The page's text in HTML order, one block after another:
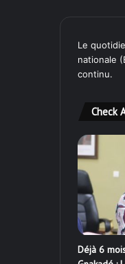
Le
nationale
continu.
Check
Déjà 6